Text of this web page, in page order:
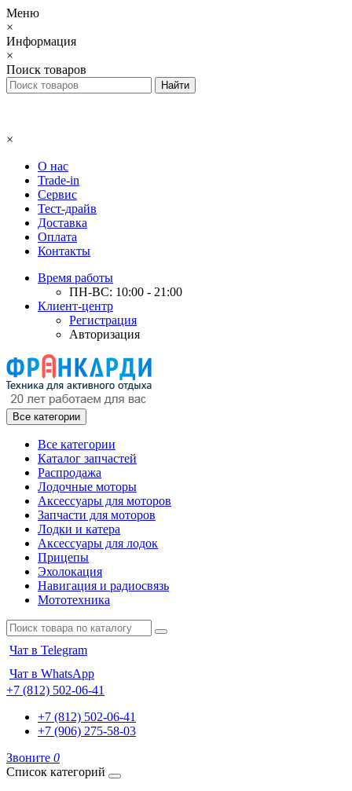
Меню
×
Информация
×
Поиск товаров
×
О нас
Trade-in
Сервис
Тест-драйв
Доставка
Оплата
Контакты
Время работы
ПН-ВС: 10:00 - 21:00
Клиент-центр
Регистрация
Авторизация
Все категории
Все категории
Каталог запчастей
Распродажа
Лодочные моторы
Аксессуары для моторов
Запчасти для моторов
Лодки и катера
Аксессуары для лодок
Прицепы
Эхолокация
Навигация и радиосвязь
Мототехника
Чат в Telegram
Чат в WhatsApp
+7 (812) 502-06-41
+7 (812) 502-06-41
+7 (906) 275-58-03
Звоните 0
Список категорий